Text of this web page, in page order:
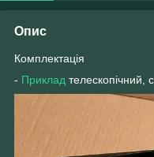
Опис
Комплектація
- Приклад телескопічний,